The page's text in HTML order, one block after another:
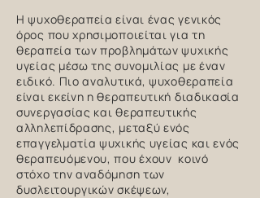
Η ψυχοθεραπεία είναι ένας γενικός
όρος που χρησιμοποιείται για τη
θεραπεία των προβλημάτων ψυχικής
υγείας μέσω της συνομιλίας με έναν
ειδικό. Πιο αναλυτικά, ψυχοθεραπεία
είναι εκείνη η θεραπευτική διαδικασία
συνεργασίας και θεραπευτικής
αλληλεπίδρασης, μεταξύ ενός
επαγγελματία ψυχικής υγείας και ενός
θεραπευόμενου, που έχουν κοινό
στόχο την αναδόμηση των
δυσλειτουργικών σκέψεων,